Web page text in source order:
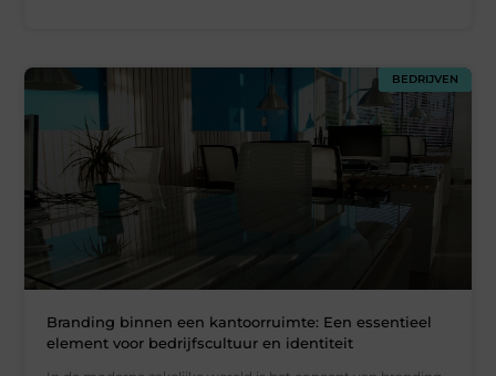
BEDRIJVEN
Branding binnen een kantoorruimte: Een essentieel
element voor bedrijfscultuur en identiteit